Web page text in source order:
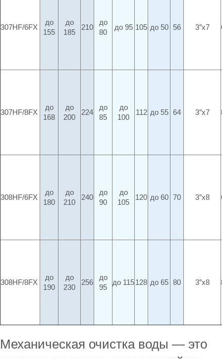
307HF/6FX
до
155
до
185
210
до
80
до 95 105 до 50 56 3″x7
307HF/8FX
до
168
до
200
224
до
85
до
100
112 до 55 64 3″x7
308HF/6FX
до
180
до
210
240
до
90
до
105
120 до 60 70 3″x8
308HF/8FX
до
190
до
230
256
до
95
до 115128 до 65 80 3″x8
Механическая очистка воды — это